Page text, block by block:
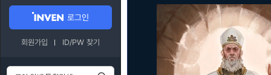
로그인
회원가입 ID/PW 찾기